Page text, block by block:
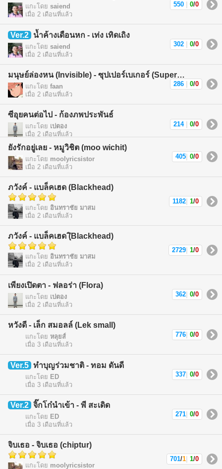
แกะโดย saiend
เมื่อ 2 เดือนที่แล้ว
550 0/0
Ver.2 น้ำค้างเดือนหก - เท่ง เทิดเถิง
แกะโดย saiend
เมื่อ 2 เดือนที่แล้ว
302 0/0
มนุษย์ล่องหน (Invisible) - ซุปเปอร์เบเกอร์ (Superbaker)
แกะโดย faan
เมื่อ 2 เดือนที่แล้ว
286 0/0
ซีอุยคนต่อไป - ก้องภพประพันธ์
แกะโดย เปตอง
เมื่อ 2 เดือนที่แล้ว
214 0/0
ยังรักอยู่เลย - หมูวิชิต (moo wichit)
แกะโดย moolyricsistor
เมื่อ 2 เดือนที่แล้ว
405 0/0
ภวังค์ - แบล็คเฮด (Blackhead)
แกะโดย อินทราชัย มาสม
เมื่อ 2 เดือนที่แล้ว
1182 1/0
ภวังค์ - แบล็คเฮด (ฺิBlackhead)
แกะโดย อินทราชัย มาสม
เมื่อ 2 เดือนที่แล้ว
2729 1/0
เพียงเปิดตา - ฟลอร่า (Flora)
แกะโดย เปตอง
เมื่อ 2 เดือนที่แล้ว
362 0/0
หวังดี - เล็ก สมอลล์ (Lek small)
แกะโดย หลุยส์
เมื่อ 3 เดือนที่แล้ว
776 0/0
Ver.5 ทำบุญร่วมชาติ - ทอม ดันดี
แกะโดย ED
เมื่อ 3 เดือนที่แล้ว
337 0/0
Ver.2 จิ๊กโก๋นำเข้า - พี สะเดิด
แกะโดย ED
เมื่อ 3 เดือนที่แล้ว
271 0/0
จิบเธอ - จิบเธอ (chiptur)
แกะโดย moolyricsistor
701/1 1/0